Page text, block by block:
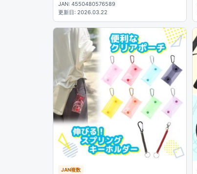
JAN: 4550480576589
更新日: 2026.03.22
JAN複数